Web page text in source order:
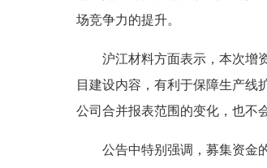
场竞争力的提升。
沪江材料方面表示，本次增
目建设内容，有利于保障生产线
公司合并报表范围的变化，也不
公告中特别强调，募集资金